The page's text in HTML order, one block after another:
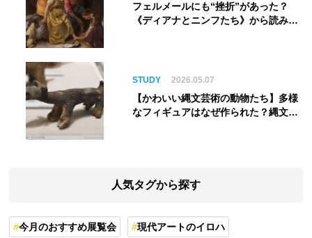
フェルメールにも“挫折”があった？
《ディアナとニンフたち》から読み解
STUDY 2026.05.07
【かわいい縄文芸術の動物たち】多様
なフィギュアはなぜ作られた？縄文人
人気タグから探す
今月のおすすめ展覧会 現代アートのイロハ